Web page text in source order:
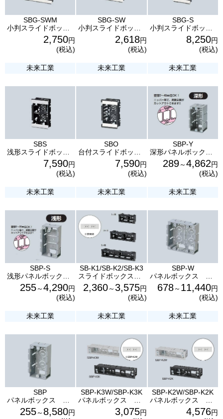
SBG-SWM
2,750円
(税込)
SBG-SW
2,618円
(税込)
SBG-S
8,250円
(税込)
未来工業
SBS
7,590円
(税込)
未来工業
SBO
7,590円
(税込)
未来工業
SBP-Y
289～4,862円
(税込)
未来工業
SBP-S
255～4,290円
(税込)
未来工業
SB-K1/SB-K2/SB-K3
2,360～3,575円
(税込)
未来工業
SBP-W
678～ 11,440円
(税込)
未来工業
SBP
255～ 8,580円
未来工業
SBP-K3W/SBP-K3K
3,075円
未来工業
SBP-K2W/SBP-K2K
4,576円